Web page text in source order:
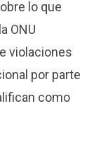
lo que
ONU
violaciones
por parte
como